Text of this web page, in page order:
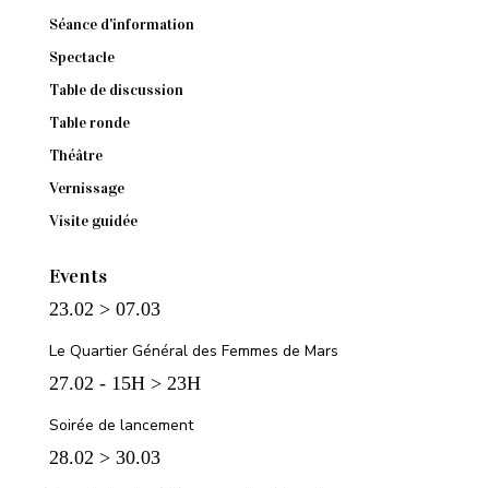
Séance d'information
Spectacle
Table de discussion
Table ronde
Théâtre
Vernissage
Visite guidée
Events
23.02 > 07.03
Le Quartier Général des Femmes de Mars
27.02 - 15H > 23H
Soirée de lancement
28.02 > 30.03